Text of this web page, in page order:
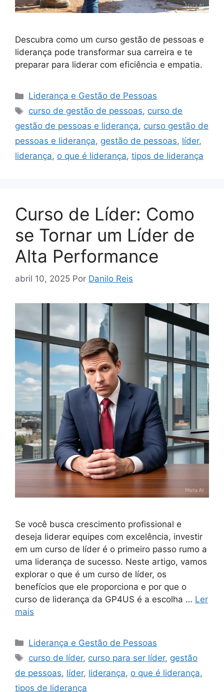
Descubra como um curso gestão de pessoas e
liderança pode transformar sua carreira e te
preparar para liderar com eficiência e empatia.
Categorias
Liderança e Gestão de Pessoas
Tags
curso de gestão de pessoas, curso de
gestão de pessoas e liderança, curso gestão de
pessoas e liderança, gestão de pessoas, líder,
liderança, o que é liderança, tipos de liderança
Curso de Líder: Como
se Tornar um Líder de
Alta Performance
abril 10, 2025 Por Danilo Reis
Se você busca crescimento profissional e
deseja liderar equipes com excelência, investir
em um curso de líder é o primeiro passo rumo a
uma liderança de sucesso. Neste artigo, vamos
explorar o que é um curso de líder, os
benefícios que ele proporciona e por que o
curso de liderança da GP4US é a escolha … Ler
mais
Categorias
Liderança e Gestão de Pessoas
Tags
curso de líder, curso para ser líder, gestão
de pessoas, líder, liderança, o que é liderança,
tipos de liderança